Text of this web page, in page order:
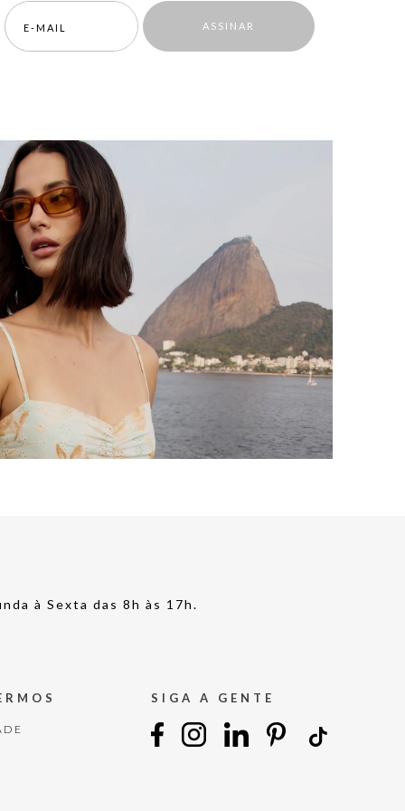
ASSINAR
à Sexta das 8h às 17h.
SIGA A GENTE